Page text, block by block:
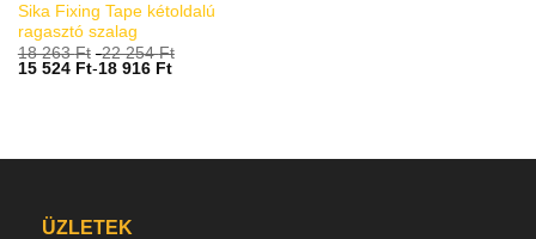
Sika Fixing Tape kétoldalú
ragasztó szalag
18 263Ft -22 254Ft
15 524 Ft-18 916 Ft
ÜZLETEK